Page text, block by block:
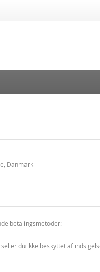
Danmark
betalingsmetoder:
er du ikke beskyttet af